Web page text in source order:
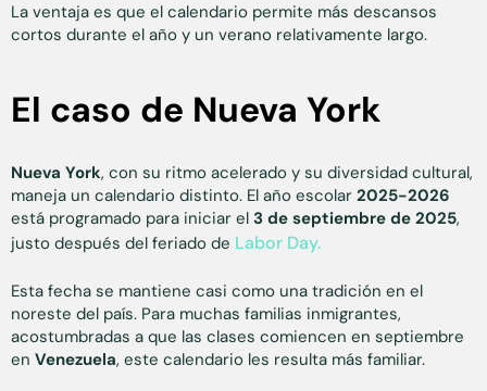
La ventaja es que el calendario permite más descansos
cortos durante el año y un verano relativamente largo.
El caso de Nueva York
Nueva York, con su ritmo acelerado y su diversidad cultural,
maneja un calendario distinto. El año escolar 2025-2026
está programado para iniciar el 3 de septiembre de 2025,
justo después del feriado de Labor Day.
Esta fecha se mantiene casi como una tradición en el
noreste del país. Para muchas familias inmigrantes,
acostumbradas a que las clases comiencen en septiembre
en Venezuela, este calendario les resulta más familiar.